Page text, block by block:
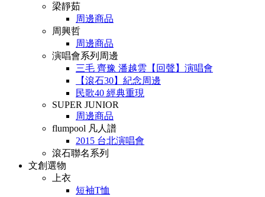
梁靜茹
周邊商品
周興哲
周邊商品
演唱會系列周邊
三毛 齊豫 潘越雲【回聲】演唱會
【滾石30】紀念周邊
民歌40 經典重現
SUPER JUNIOR
周邊商品
flumpool 凡人譜
2015 台北演唱會
滾石聯名系列
文創選物
上衣
短袖T恤